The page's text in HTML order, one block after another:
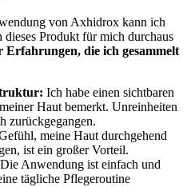
von Axhidrox kann ich
dieses Produkt für mich durchaus
Erfahrungen, die ⁢ich gesammelt
Ich​ habe einen sichtbaren‌
Haut bemerkt. Unreinheiten
zurückgegangen.
meine Haut ⁤durchgehend
ist ein großer Vorteil.
⁢Die Anwendung‍ ist einfach und ​
tägliche Pflegeroutine